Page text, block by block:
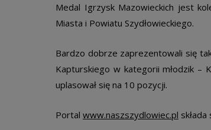
Medal Igrzysk Mazowieckich jest
Miasta i Powiatu Szydłowieckiego.
Bardzo dobrze zaprezentowali się
Kapturskiego w kategorii młodzik –
uplasował się na 10 pozycji.
Portal www.naszszydlowiec.pl